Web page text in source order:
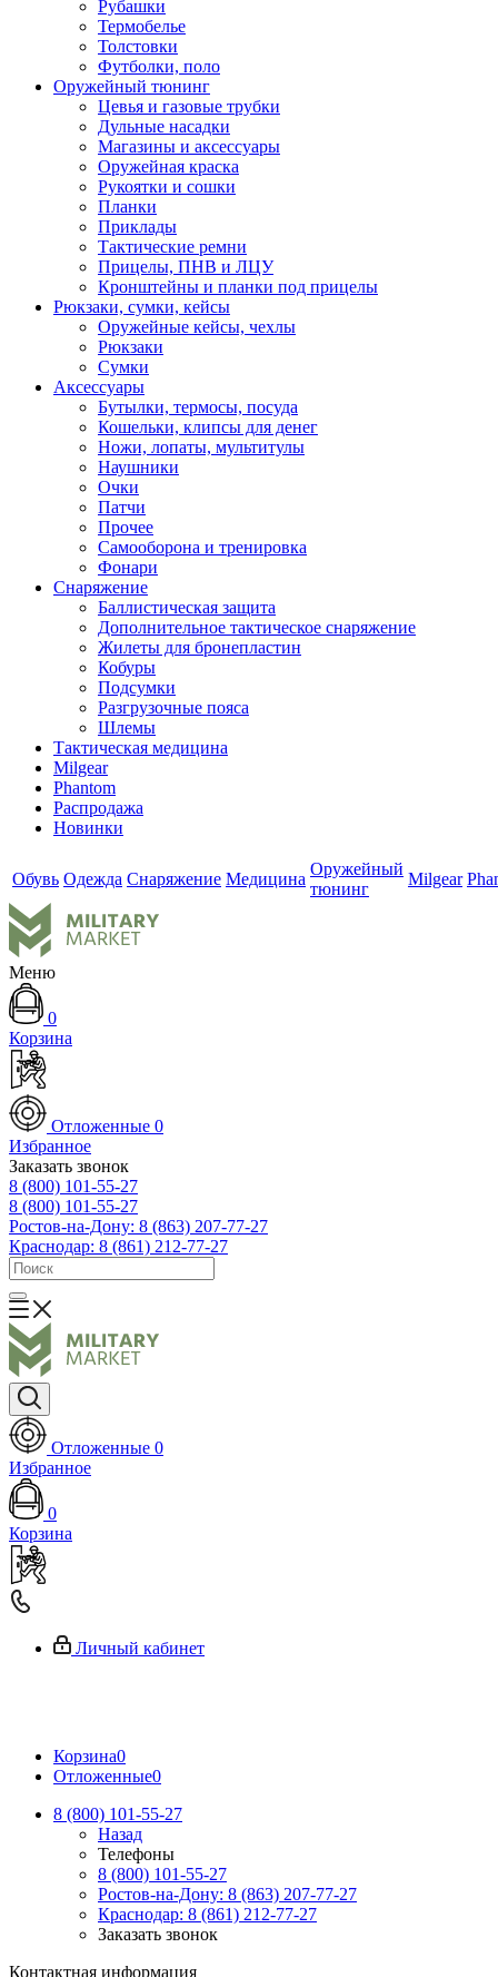
Рубашки
Термобелье
Толстовки
Футболки, поло
Оружейный тюнинг
Цевья и газовые трубки
Дульные насадки
Магазины и аксессуары
Оружейная краска
Рукоятки и сошки
Планки
Приклады
Тактические ремни
Прицелы, ПНВ и ЛЦУ
Кронштейны и планки под прицелы
Рюкзаки, сумки, кейсы
Оружейные кейсы, чехлы
Рюкзаки
Сумки
Аксессуары
Бутылки, термосы, посуда
Кошельки, клипсы для денег
Ножи, лопаты, мультитулы
Наушники
Очки
Патчи
Прочее
Самооборона и тренировка
Фонари
Снаряжение
Баллистическая защита
Дополнительное тактическое снаряжение
Жилеты для бронепластин
Кобуры
Подсумки
Разгрузочные пояса
Шлемы
Тактическая медицина
Milgear
Phantom
Распродажа
Новинки
Обувь Одежда Снаряжение Медицина
Оружейный
тюнинг
Milgear
Меню
0
Корзина
Отложенные 0
Избранное
Заказать звонок
8 (800) 101-55-27
8 (800) 101-55-27
Ростов-на-Дону: 8 (863) 207-77-27
Краснодар: 8 (861) 212-77-27
Отложенные 0
Избранное
0
Корзина
Личный кабинет
Корзина0
Отложенные0
8 (800) 101-55-27
Назад
Телефоны
8 (800) 101-55-27
Ростов-на-Дону: 8 (863) 207-77-27
Краснодар: 8 (861) 212-77-27
Заказать звонок
Контактная информация